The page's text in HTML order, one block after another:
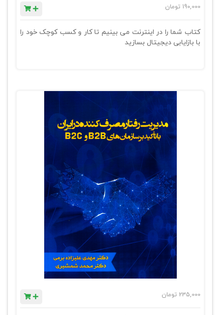
190,000 تومان
کتاب شما را در اینترنت می بینیم تا کار و کسب کوچک خود را
با بازایابی دیجیتال بسازید
235,000 تومان